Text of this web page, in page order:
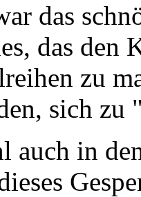
das
das den
zu
sich zu
auch in